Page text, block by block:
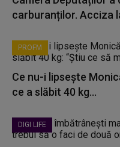
carburanților. Acciza
PROFM
Ce nu-i lipsește
ce a slăbit 40 kg...
DIGI LIFE